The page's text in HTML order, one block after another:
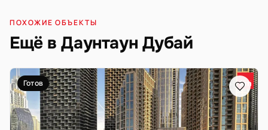
ПОХОЖИЕ ОБЪЕКТЫ
Ещё в Даунтаун Дубай
Готов